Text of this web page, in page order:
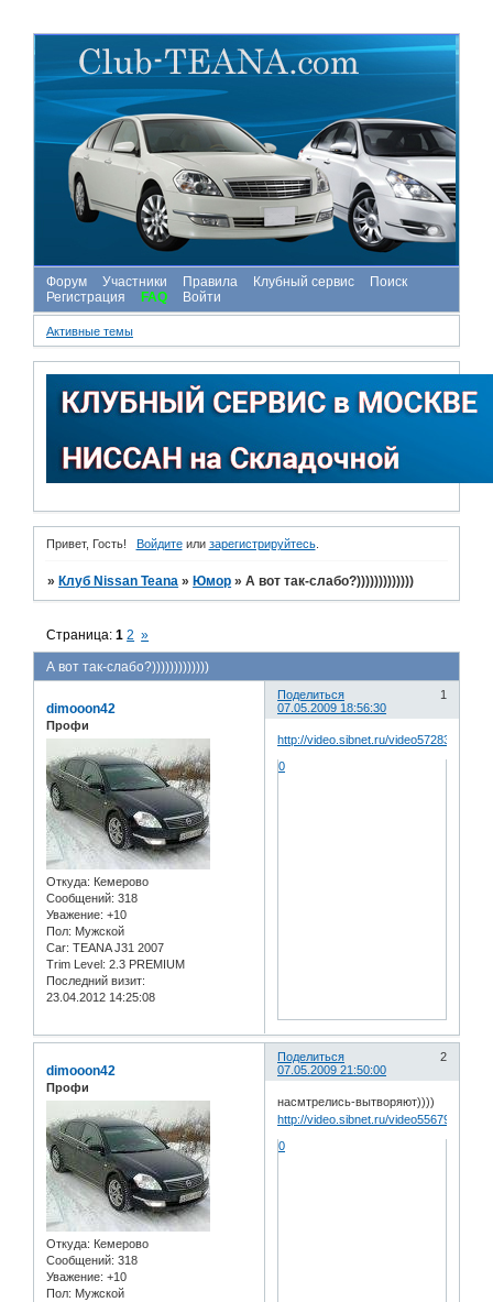
Форум Участники Правила Клубный сервис
Поиск
Регистрация
FAQ Войти
Активные темы
Привет, Гость! Войдитеили зарегистрируйтесь.
» Клуб Nissan Teana » Юмор »А вот так-слабо?)))))))))))))
А вот так-слабо?)))))))))))))
Страница:1 2 »
Поделиться
1
07.05.2009 18:56:30
dimooon42
Профи
Откуда: Кемерово
Сообщений: 318
Уважение: +10
Пол: Мужской
Car: TEANA J31 2007
Trim Level: 2.3 PREMIUM
Последний визит:
23.04.2012 14:25:08
http://video.sibnet.ru/video57283/
0
Поделиться
2
07.05.2009 21:50:00
dimooon42
Профи
Откуда: Кемерово
Сообщений: 318
Уважение: +10
Пол: Мужской
насмтрелись-вытворяют))))
http://video.sibnet.ru/video55679/
0